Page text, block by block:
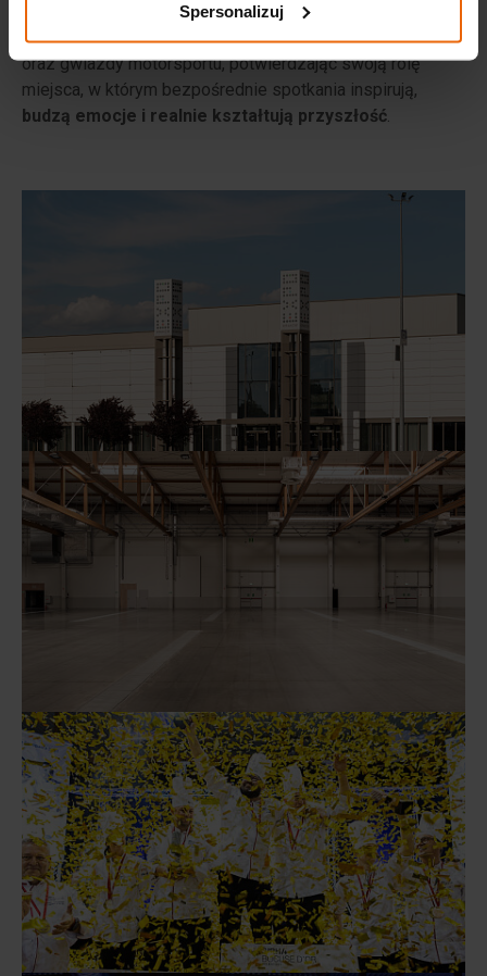
Spersonalizuj
świata, w tym noblistów, cenionych pisarzy i
językoznawców, wybitnych sportowców, mistrzów kuchni
oraz gwiazdy motorsportu, potwierdzając swoją rolę
miejsca, w którym bezpośrednie spotkania inspirują,
budzą emocje i realnie kształtują przyszłość.